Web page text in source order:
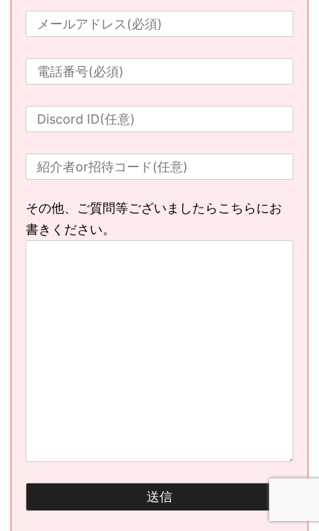
その他、ご質問等ございましたらこちらにお
書きください。